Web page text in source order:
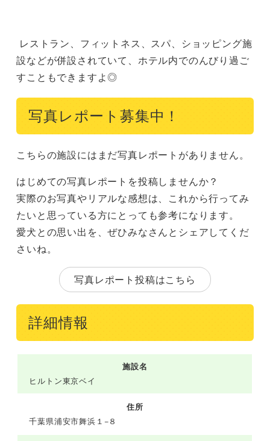
設などが併設されていて、ホテル内でのんびり過ご
すこともできますよ◎
写真レポート募集中！
こちらの施設にはまだ写真レポートがありません。
はじめての写真レポートを投稿しませんか？
実際のお写真やリアルな感想は、これから行ってみ
たいと思っている方にとっても参考になります。
愛犬との思い出を、ぜひみなさんとシェアしてくだ
さいね。
写真レポート投稿はこちら
詳細情報
施設名
ヒルトン東京ベイ
住所
千葉県浦安市舞浜１−８